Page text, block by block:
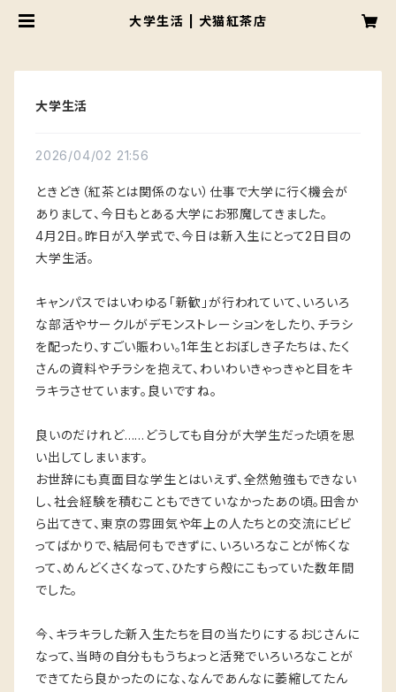
大学生活 | 犬猫紅茶店
大学生活
2026/04/02 21:56
ときどき（紅茶とは関係のない）仕事で大学に行く機会が
ありまして、今日もとある大学にお邪魔してきました。
4月2日。昨日が入学式で、今日は新入生にとって2日目の
大学生活。
キャンパスではいわゆる「新歓」が行われていて、いろいろ
な部活やサークルがデモンストレーションをしたり、チラシ
を配ったり、すごい賑わい。1年生とおぼしき子たちは、たく
さんの資料やチラシを抱えて、わいわいきゃっきゃと目をキ
ラキラさせています。良いですね。
良いのだけれど……どうしても自分が大学生だった頃を思
い出してしまいます。
お世辞にも真面目な学生とはいえず、全然勉強もできない
し、社会経験を積むこともできていなかったあの頃。田舎か
ら出てきて、東京の雰囲気や年上の人たちとの交流にビビ
ってばかりで、結局何もできずに、いろいろなことが怖くな
って、めんどくさくなって、ひたすら殻にこもっていた数年間
でした。
今、キラキラした新入生たちを目の当たりにするおじさんに
なって、当時の自分ももうちょっと活発でいろいろなことが
できてたら良かったのにな、なんであんなに萎縮してたん